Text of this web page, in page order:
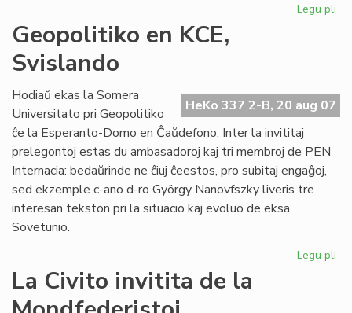
Legu pli
Geopolitiko en KCE,
Svislando
HeKo 337 2-B, 20 aug 07
Hodiaŭ ekas la Somera
Universitato pri Geopolitiko
ĉe la Esperanto-Domo en Ĉaŭdefono. Inter la invititaj
prelegontoj estas du ambasadoroj kaj tri membroj de PEN
Internacia: bedaŭrinde ne ĉiuj ĉeestos, pro subitaj engaĝoj,
sed ekzemple c-ano d-ro György Nanovfszky liveris tre
interesan tekston pri la situacio kaj evoluo de eksa
Sovetunio.
Legu pli
La Civito invitita de la